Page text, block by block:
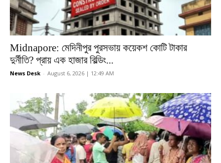
Midnapore: মেদিনীপুর পুরসভায় কয়েকশ কোটি টাকার
দুর্নীতি? প্রায় এক হাজার বিল্ডিং...
News Desk - August 6, 2026 | 12:49 AM